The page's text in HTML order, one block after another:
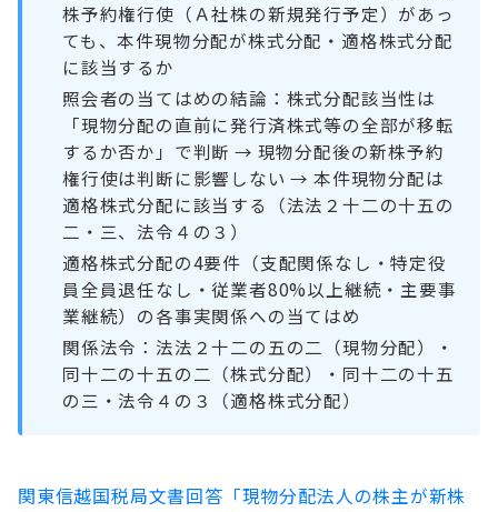
株予約権行使（Ａ社株の新規発行予定）があっ
ても、本件現物分配が株式分配・適格株式分配
に該当するか
照会者の当てはめの結論：株式分配該当性は
「現物分配の直前に発行済株式等の全部が移転
するか否か」で判断 → 現物分配後の新株予約
権行使は判断に影響しない → 本件現物分配は
適格株式分配に該当する（法法２十二の十五の
二・三、法令４の３）
適格株式分配の4要件（支配関係なし・特定役
員全員退任なし・従業者80%以上継続・主要事
業継続）の各事実関係への当てはめ
関係法令：法法２十二の五の二（現物分配）・
同十二の十五の二（株式分配）・同十二の十五
の三・法令４の３（適格株式分配）
関東信越国税局文書回答「現物分配法人の株主が新株